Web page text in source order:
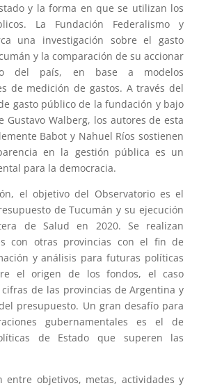
y la forma en que se utilizan los
La Fundación Federalismo y
una investigación sobre el gasto
y la comparación de su accionar
del país, en base a modelos
de medición de gastos. A través del
gasto público de la fundación y bajo
Gustavo Walberg, los autores de esta
Babot y Nahuel Ríos sostienen
en la gestión pública es un
para la democracia.
el objetivo del Observatorio es el
de Tucumán y su ejecución
de Salud en 2020. Se realizan
con otras provincias con el fin de
y análisis para futuras políticas
el origen de los fondos, el caso
de las provincias de Argentina y
presupuesto. Un gran desafío para
gubernamentales es el de
de Estado que superen las
entre objetivos, metas, actividades y